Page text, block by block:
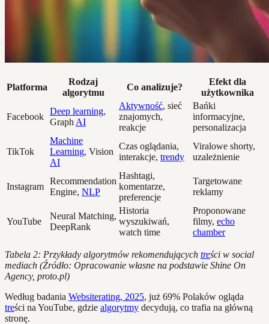
Platforma
Rodzaj
algorytmu
Co analizuje?
Efekt dla
użytkownika
Facebook
Deep learning,
Graph AI
Aktywność, sieć
znajomych,
reakcje
Bańki
informacyjne,
personalizacja
TikTok
Machine
Learning, Vision
AI
Czas oglądania,
interakcje, trendy
Viralowe shorty,
uzależnienie
Instagram
Recommendation
Engine, NLP
Hashtagi,
komentarze,
preferencje
Targetowane
reklamy
YouTube
Neural Matching,
DeepRank
Historia
wyszukiwań,
watch time
Proponowane
filmy, echo
chamber
Tabela 2: Przykłady algorytmów rekomendujących treści w social
mediach (Źródło: Opracowanie własne na podstawie Shine On
Agency, proto.pl)
Według badania Websiterating, 2025, już 69% Polaków ogląda
treści na YouTube, gdzie algorytmy decydują, co trafia na główną
stronę.